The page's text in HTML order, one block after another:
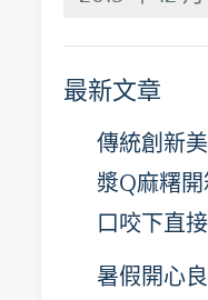
整
最新文章
傳統創新
漿Q麻糬
口咬下直
暑假開心